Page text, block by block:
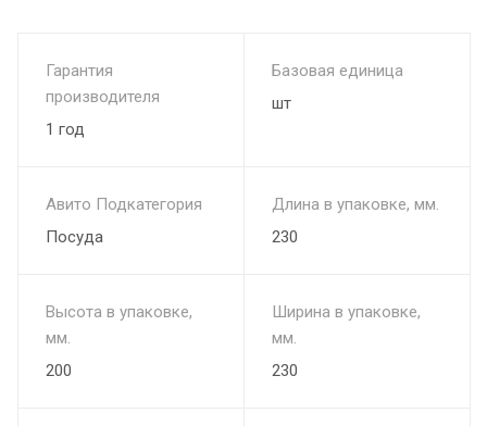
Гарантия
производителя
1 год
Базовая единица
шт
Авито Подкатегория
Посуда
Длина в упаковке, мм.
230
Высота в упаковке,
мм.
200
Ширина в упаковке,
мм.
230